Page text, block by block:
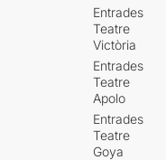
Entrades
Teatre
Victòria
Entrades
Teatre
Apolo
Entrades
Teatre
Goya